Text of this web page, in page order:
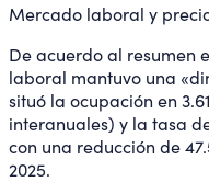
Mercado laboral y
De acuerdo al resumen
laboral mantuvo una
situó la ocupación en
interanuales) y la tasa
con una reducción de
2025.